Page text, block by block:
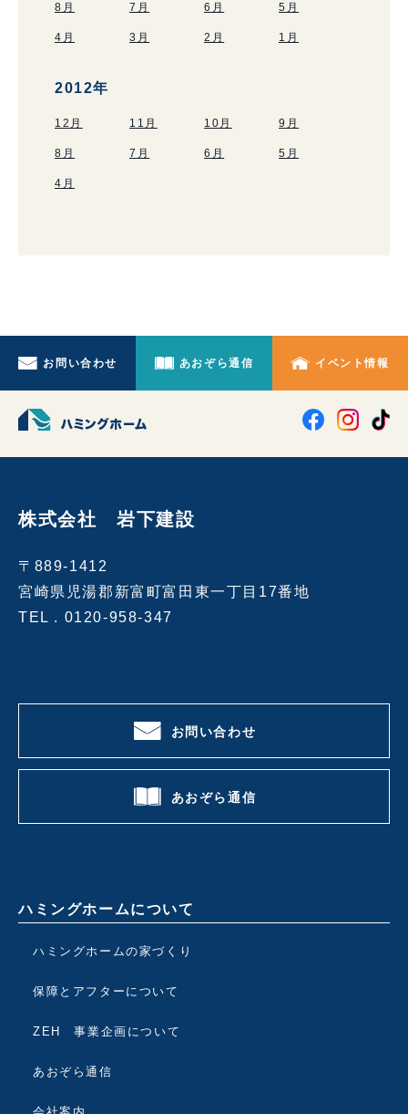
8月 7月 6月 5月
4月 3月 2月 1月
2012年
12月 11月 10月 9月
8月 7月 6月 5月
4月
お問い合わせ あおぞら通信 イベント情報
株式会社 岩下建設
〒889-1412
宮崎県児湯郡新富町富田東一丁目17番地
TEL . 0120-958-347
お問い合わせ
あおぞら通信
ハミングホームについて
ハミングホームの家づくり
保障とアフターについて
ZEH 事業企画について
あおぞら通信